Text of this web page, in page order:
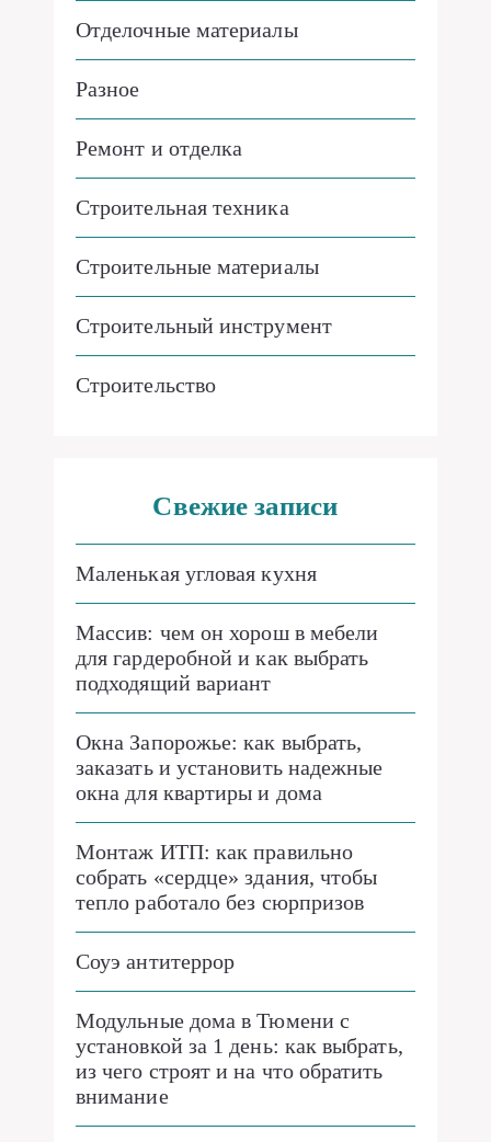
Отделочные материалы
Разное
Ремонт и отделка
Строительная техника
Строительные материалы
Строительный инструмент
Строительство
Свежие записи
Маленькая угловая кухня
Массив: чем он хорош в мебели
для гардеробной и как выбрать
подходящий вариант
Окна Запорожье: как выбрать,
заказать и установить надежные
окна для квартиры и дома
Монтаж ИТП: как правильно
собрать «сердце» здания, чтобы
тепло работало без сюрпризов
Соуэ антитеррор
Модульные дома в Тюмени с
установкой за 1 день: как выбрать,
из чего строят и на что обратить
внимание